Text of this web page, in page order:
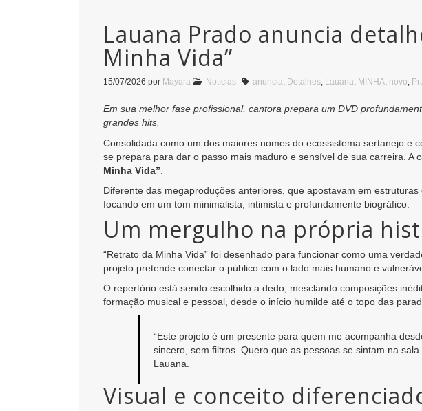
Lauana Prado anuncia
Minha Vida”
15/07/2026 por Mayara Notícias anuncia, Detalhes, Lauana, MINHA, novo,
Em sua melhor fase profissional, cantora prepara um DVD
grandes hits.
Consolidada como um dos maiores nomes do ecossistema sertanejo e
se prepara para dar o passo mais maduro e sensível de sua carreira.
Minha Vida”
Diferente das megaproduções anteriores, que apostavam em
focando em um tom minimalista, intimista e profundamente biográfico.
Um mergulho na própria
“Retrato da Minha Vida” foi desenhado para funcionar como uma
projeto pretende conectar o público com o lado mais humano e
O repertório está sendo escolhido a dedo, mesclando composições
formação musical e pessoal, desde o início humilde até o topo das
“Este projeto é um presente para quem me acompanha
sincero, sem filtros. Quero que as pessoas se sintam na
Lauana.
Visual e conceito